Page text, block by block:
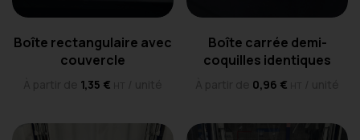
Boîte rectangulaire avec
couvercle
1,35 €
Boîte carrée demi-
coquilles identiques
0,96 €